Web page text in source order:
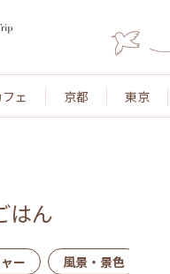
ェ 京都 東京
はん
ー 風景・景色